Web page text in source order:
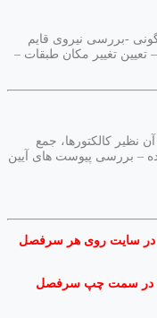
-بررسی نیروی قایم
تعیین تغییر مکان طبقات –
نظیر کالکتورها، جمع
– بررسی پیوست های آیین
در سایت روی هر سرفصل
در سمت چپ سرفصل